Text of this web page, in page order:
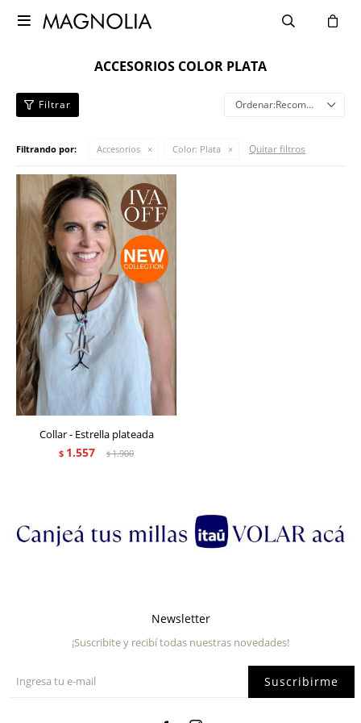

ACCESORIOS COLOR PLATA
Recomendados
Filtrando por: Accesorios Color: Plata Quitar filtros
Collar - Estrella plateada
$ 1.557 $1.900
Newsletter
¡Suscribite y recibí todas nuestras novedades!
Suscribirme